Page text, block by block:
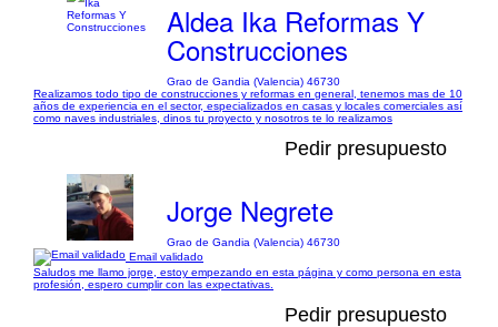
Aldea Ika Reformas Y
Construcciones
Grao de Gandia (Valencia) 46730
Realizamos todo tipo de construcciones y reformas en general, tenemos mas de 10
años de experiencia en el sector, especializados en casas y locales comerciales así
como naves industriales, dinos tu proyecto y nosotros te lo realizamos
Pedir presupuesto
Jorge Negrete
Grao de Gandia (Valencia) 46730
Email validado
Saludos me llamo jorge, estoy empezando en esta página y como persona en esta
profesión, espero cumplir con las expectativas.
Pedir presupuesto